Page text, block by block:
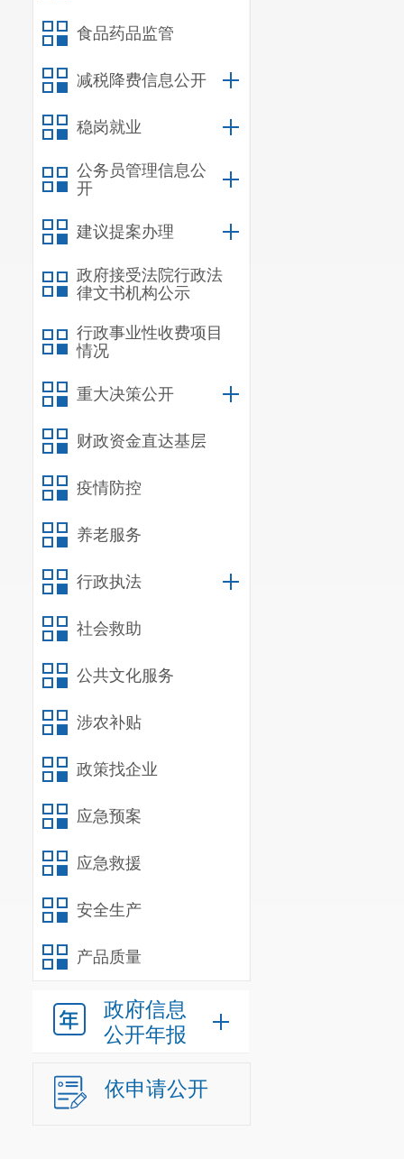
食品药品监管
减税降费信息公开
稳岗就业
公务员管理信息公
开
建议提案办理
政府接受法院行政法
律文书机构公示
行政事业性收费项目
情况
重大决策公开
财政资金直达基层
疫情防控
养老服务
行政执法
社会救助
公共文化服务
涉农补贴
政策找企业
应急预案
应急救援
安全生产
产品质量
政府信息
公开年报
依申请公开